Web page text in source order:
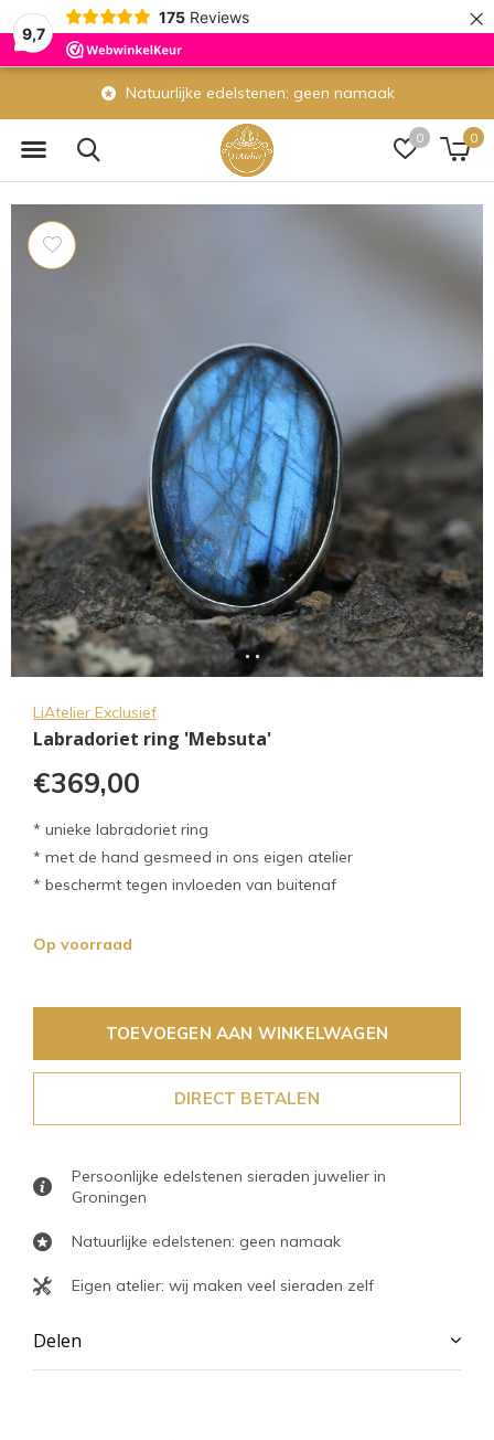
9,7
175 Reviews ×
0 0
Natuurlijke edelstenen: geen namaak
LiAtelier Exclusief
Labradoriet ring 'Mebsuta'
€369,00
* unieke labradoriet ring
* met de hand gesmeed in ons eigen atelier
* beschermt tegen invloeden van buitenaf
Op voorraad
TOEVOEGEN AAN WINKELWAGEN
DIRECT BETALEN
Persoonlijke edelstenen sieraden juwelier in
Groningen
Natuurlijke edelstenen: geen namaak
Eigen atelier: wij maken veel sieraden zelf
Delen